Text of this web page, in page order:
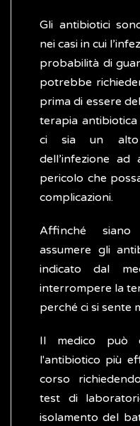
Gli antibiotici
nei casi in cui
probabilità di
potrebbe
prima di essere
terapia
ci sia un alto
dell’infezione
pericolo che
complicazioni.
Affinché
assumere gli
indicato dal
interrompere la
perché ci si sente
Il medico può
l'antibiotico più
corso
test di
isolamento del